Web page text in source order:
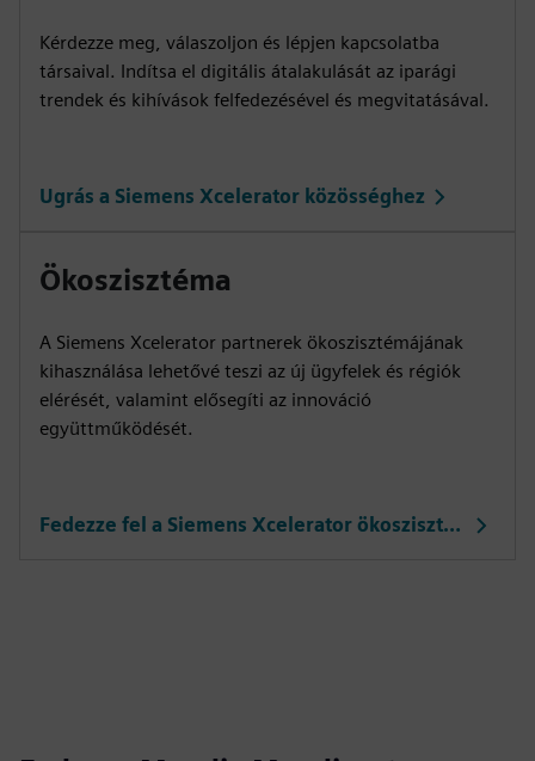
Kérdezze meg, válaszoljon és lépjen kapcsolatba
társaival. Indítsa el digitális átalakulását az iparági
trendek és kihívások felfedezésével és megvitatásával.
Ugrás a Siemens Xcelerator közösséghez
Ökoszisztéma
A Siemens Xcelerator partnerek ökoszisztémájának
kihasználása lehetővé teszi az új ügyfelek és régiók
elérését, valamint elősegíti az innováció
együttműködését.
Fedezze fel a Siemens Xcelerator ökoszisztémát